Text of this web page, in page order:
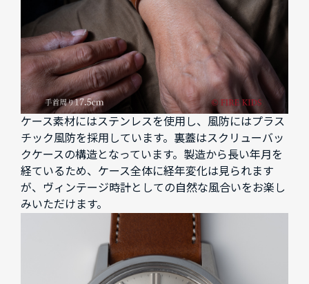
ケース素材にはステンレスを使用し、風防にはプラス
チック風防を採用しています。裏蓋はスクリューバッ
クケースの構造となっています。製造から長い年月を
経ているため、ケース全体に経年変化は見られます
が、ヴィンテージ時計としての自然な風合いをお楽し
みいただけます。